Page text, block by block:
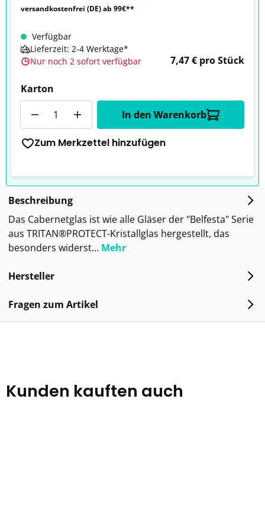
versandkostenfrei (DE) ab 99€**
Verfügbar
Lieferzeit: 2-4 Werktage*
Nur noch 2 sofort verfügbar
7,47 € pro Stück
Karton
In den Warenkorb
Zum Merkzettel hinzufügen
Beschreibung
Das Cabernetglas ist wie alle Gläser der "Belfesta" Serie
aus TRITAN®PROTECT-Kristallglas hergestellt, das
besonders widerst… Mehr
Hersteller
Fragen zum Artikel
Kunden kauften auch